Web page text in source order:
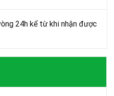
24h kể từ khi nhận được